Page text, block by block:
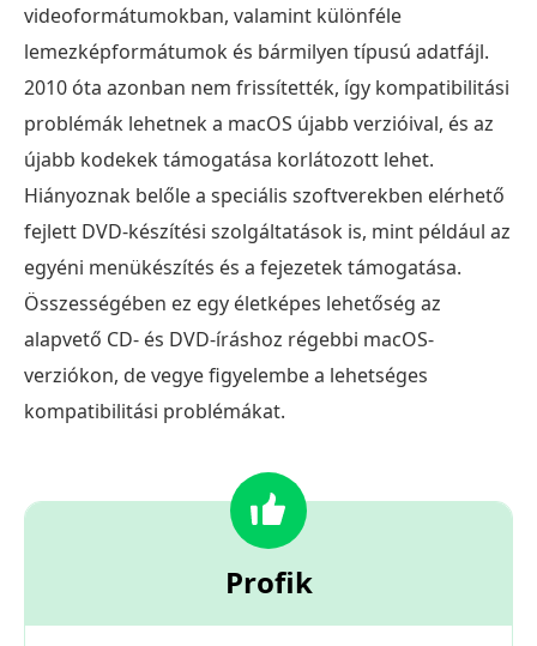
videoformátumokban, valamint különféle
lemezképformátumok és bármilyen típusú adatfájl.
2010 óta azonban nem frissítették, így kompatibilitási
problémák lehetnek a macOS újabb verzióival, és az
újabb kodekek támogatása korlátozott lehet.
Hiányoznak belőle a speciális szoftverekben elérhető
fejlett DVD-készítési szolgáltatások is, mint például az
egyéni menükészítés és a fejezetek támogatása.
Összességében ez egy életképes lehetőség az
alapvető CD- és DVD-íráshoz régebbi macOS-
verziókon, de vegye figyelembe a lehetséges
kompatibilitási problémákat.
Profik